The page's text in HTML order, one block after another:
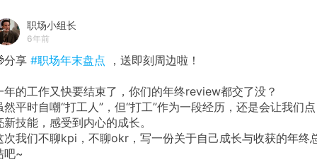
职场小组长
6年前
分享 #职场年末盘点 ，送即刻周边啦！
年的工作又快要结束了，你们的年终review都交了没？
然平时自嘲“打工人”，但“打工”作为一段经历，还是会让我们点
新技能，感受到内心的成长。
次我们不聊kpi，不聊okr，写一份关于自己成长与收获的年终
吧~